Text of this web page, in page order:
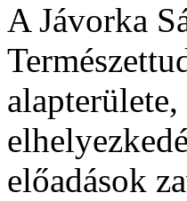
A Jávorka
előadások